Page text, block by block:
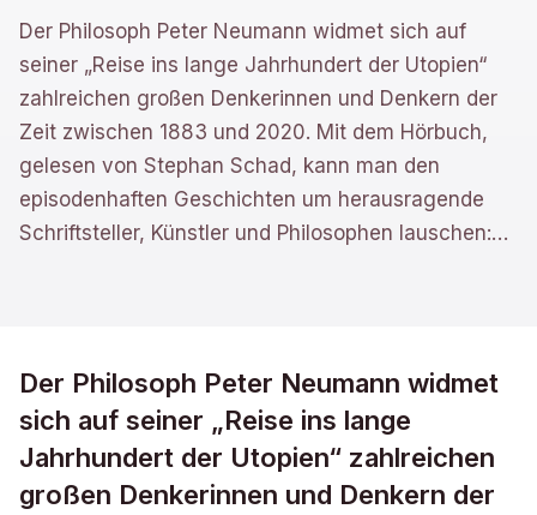
Der Philosoph Peter Neumann widmet sich auf
seiner „Reise ins lange Jahrhundert der Utopien“
zahlreichen großen Denkerinnen und Denkern der
Zeit zwischen 1883 und 2020. Mit dem Hörbuch,
gelesen von Stephan Schad, kann man den
episodenhaften Geschichten um herausragende
Schriftsteller, Künstler und Philosophen lauschen:…
Der Philosoph Peter Neumann widmet
sich auf seiner „Reise ins lange
Jahrhundert der Utopien“ zahlreichen
großen Denkerinnen und Denkern der